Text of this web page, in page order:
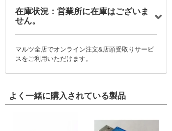
在庫状況：営業所に在庫はございま
せん。
マルツ全店でオンライン注文&店頭受取りサービ
スをご利用いただけます。
よく一緒に購入されている製品